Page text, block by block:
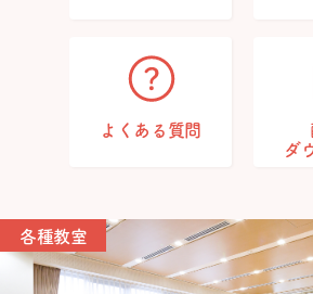
よくある質問
ダ
各種教室